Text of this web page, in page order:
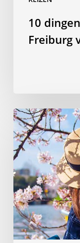
10
Freiburg
Hanami
in
stijl:
plan
je
perfecte
picknick
met
uitzicht
op